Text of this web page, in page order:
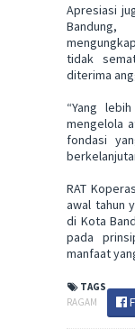
Apresiasi
tidak
diterima
“Yang
mengelola
fondasi
RAT
awal tahun
di Kota
pada
manfaat
TAGS
RAGAM